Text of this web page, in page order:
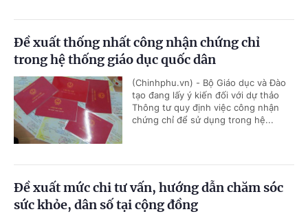
Đề xuất thống nhất công nhận chứng chỉ
trong hệ thống giáo dục quốc dân
(Chinhphu.vn) - Bộ Giáo dục và Đào
tạo đang lấy ý kiến đối với dự thảo
Thông tư quy định việc công nhận
chứng chỉ để sử dụng trong hệ...
Đề xuất mức chi tư vấn, hướng dẫn chăm sóc
sức khỏe, dân số tại cộng đồng